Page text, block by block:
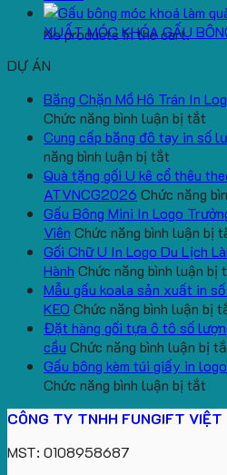
No products in the cart.
XUẤT MÓC KHÓA GẤU
DỰ ÁN
Băng Chặn Mồ Hô Trán In
Chức năng bình luận bị tắt
Mồ
Hô
In
Cung cấp băng đô tay in số
năng bình luận bị tắt
Cung
cấp
băng
đô
tay
in
số
lượng
lớn
logo
aginode
Quà tặng gối U kê cổ thêu
ATVNCG2026 Chức năng
Gấu Bông Mini In Logo
Viên Chức năng bình luận bị
Gối Chữ U In Logo Du Lịch
Hành Chức năng bình luận bị
Mẫu gấu koala sản xuất in
KEO Chức năng bình luận bị
Đặt hàng gối tựa ô tô số
cầu Chức năng bình luận bị
Gấu bông kèm túi giấy in
Chức năng bình luận bị tắt
bông
CÔNG TY TNHH FUNGIFT VIỆT
MST: 0108958687